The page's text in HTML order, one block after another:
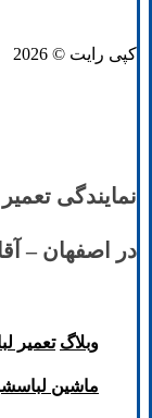
کپی رایت © 2026
نمایندگی
در اصفهان –
وبلاگ تعمیر
ماشین